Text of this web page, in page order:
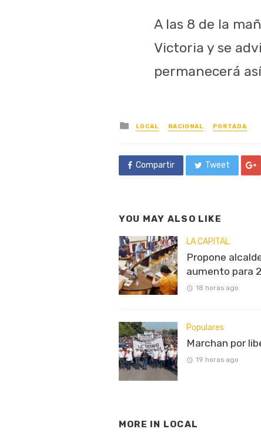
A las 8 de la
Victoria y se
permanecerá
Posted
in
LOCAL NACIONAL PORTADA
Compartir Tweet
YOU MAY ALSO LIKE
LA CAPITAL
Propone
aumento para
18 horas ago
Populares
Marchan por
19 horas ago
MORE IN LOCAL